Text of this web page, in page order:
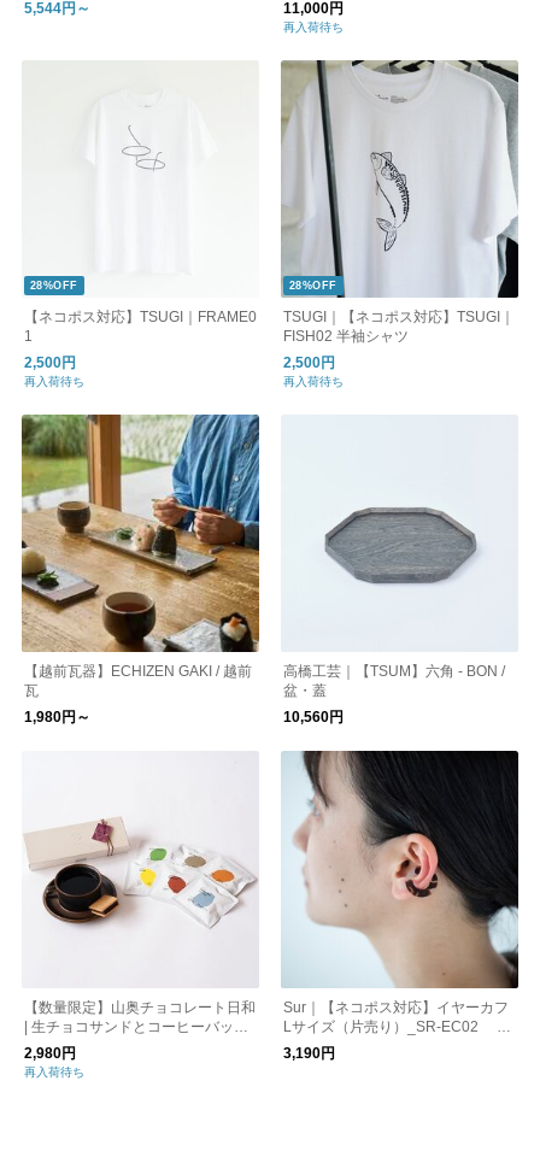
5,544円～
11,000円
再入荷待ち
28%OFF
【ネコポス対応】TSUGI｜FRAME0
1
2,500円
再入荷待ち
28%OFF
TSUGI｜【ネコポス対応】TSUGI｜
FISH02 半袖シャツ
2,500円
再入荷待ち
【越前瓦器】ECHIZEN GAKI / 越前
瓦
1,980円～
高橋工芸｜【TSUM】六角 - BON /
盆・蓋
10,560円
【数量限定】山奥チョコレート日和
| 生チョコサンドとコーヒーバッグ
のギフトセット バレンタイン
2,980円
再入荷待ち
Sur｜【ネコポス対応】イヤーカフ
Lサイズ（片売り）_SR-EC02 オ
ケージョン
3,190円